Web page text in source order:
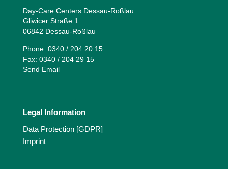
Day-Care Centers Dessau-Roßlau
Gliwicer Straße 1
06842 Dessau-Roßlau
Phone: 0340 / 204 20 15
Fax: 0340 / 204 29 15
Send Email
Legal Information
Data Protection [GDPR]
Imprint